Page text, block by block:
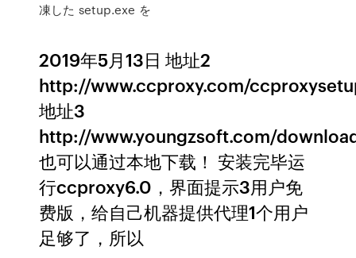
凍した setup.exe を
2019年5月13日 地址2
http://www.ccproxy.com/
地址3
http://www.youngzsoft.com/
也可以通过本地下载！ 安装完毕运
行ccproxy6.0，界面提示3用户免
费版，给自己机器提供代理1个用户
足够了，所以